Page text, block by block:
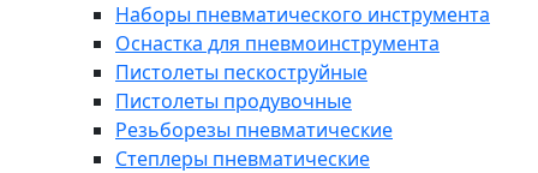
Наборы пневматического инструмента
Оснастка для пневмоинструмента
Пистолеты пескоструйные
Пистолеты продувочные
Резьборезы пневматические
Степлеры пневматические